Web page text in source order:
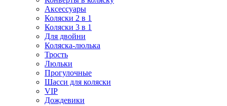
Аксессуары
Коляски 2 в 1
Коляски 3 в 1
Для двойни
Коляска-люлька
Трость
Люльки
Прогулочные
Шасси для коляски
VIP
Дождевики